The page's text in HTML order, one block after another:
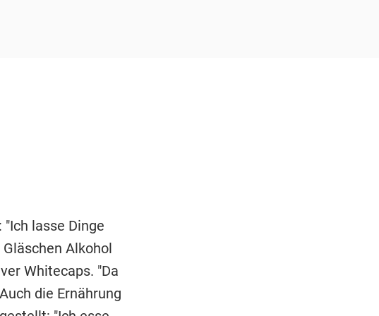
lasse Dinge
Alkohol
Whitecaps. "Da
die Ernährung